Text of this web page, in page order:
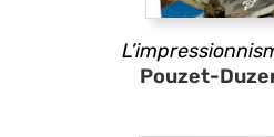
Pouzet-